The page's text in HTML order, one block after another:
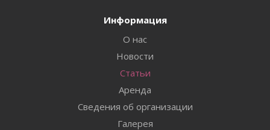
Информация
О нас
Новости
Статьи
Аренда
Сведения об организации
Галерея